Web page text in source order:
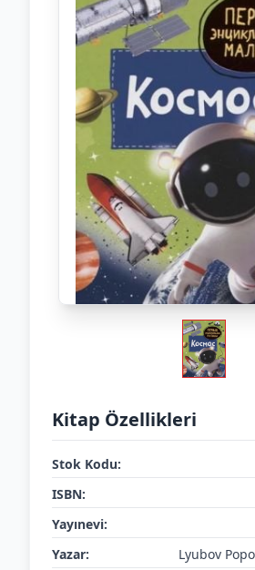
Kitap Özellikleri
Stok Kodu:
ISBN:
Yayınevi:
Yazar:
Lyubov